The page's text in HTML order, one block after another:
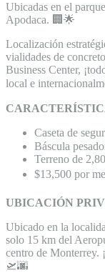
Ubicadas en el
Apodaca. 🏢🌟
Localización
vialidades de
Business Center,
local e
Caseta de
Báscula
Terreno de
$13,500 por
UBICACIÓN
Ubicado en la
solo 15 km del
centro de Monterrey.
🛫🌆